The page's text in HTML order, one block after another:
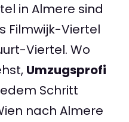
in Almere sind
Filmwijk-Viertel
Viertel. Wo
Umzugsprofi
Schritt
nach Almere